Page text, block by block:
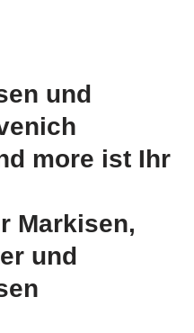
und
more ist Ihr
Markisen,
und